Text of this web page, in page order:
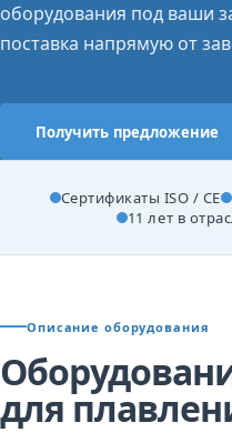
оборудования под ваши
поставка напрямую от
Получить предложение
Сертификаты ISO / CE
11 лет в
Описание оборудования
для